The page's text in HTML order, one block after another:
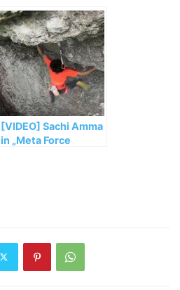
[VIDEO] Sachi Amma
in „Meta Force